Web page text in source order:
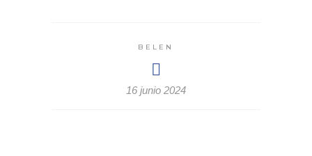
BELEN
16 junio 2024